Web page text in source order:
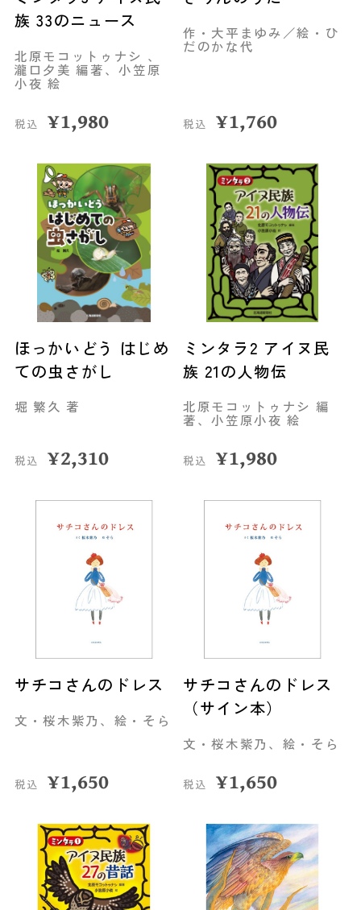
族 33のニュース
北原モコットゥナシ 、
瀧口夕美 編著、小笠原
小夜 絵
税込 ¥1,980
作・大平まゆみ／絵・ひ
だのかな代
税込 ¥1,760
ほっかいどう はじめ
ての虫さがし
堀 繁久 著
税込 ¥2,310
ミンタラ2 アイヌ民
族 21の人物伝
北原モコットゥナシ 編
著、小笠原小夜 絵
税込 ¥1,980
サチコさんのドレス
文・桜木紫乃、絵・そら
税込 ¥1,650
サチコさんのドレス
（サイン本）
文・桜木紫乃、絵・そら
税込 ¥1,650